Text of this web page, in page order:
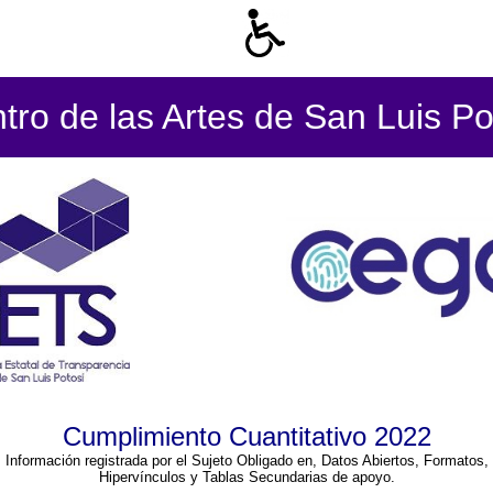
de las Artes de San Luis
Cumplimiento Cuantitativo 2022
Información registrada por el Sujeto Obligado en, Datos Abiertos, Formatos,
Hipervínculos y Tablas Secundarias de apoyo.